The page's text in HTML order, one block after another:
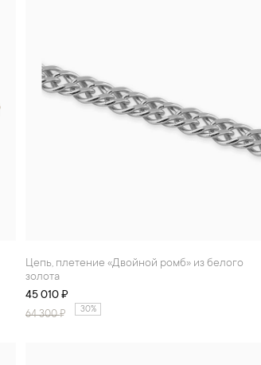
Цепь, плетение «Двойной ромб» из белого
золота
45 010 ₽
64 300₽ 30%